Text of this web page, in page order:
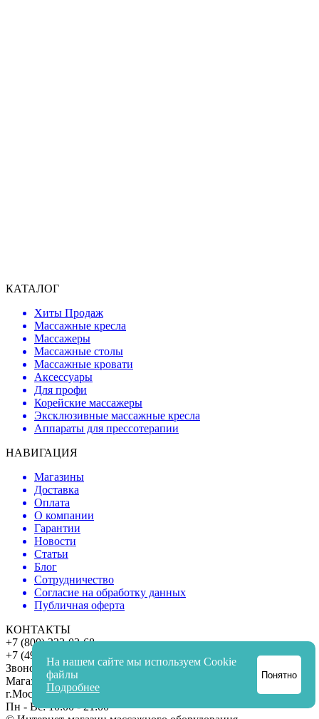
КАТАЛОГ
Хиты Продаж
Массажные кресла
Массажеры
Массажные столы
Массажные кровати
Аксессуары
Для профи
Корейские массажеры
Эксклюзивные массажные кресла
Аппараты для прессотерапии
НАВИГАЦИЯ
Магазины
Доставка
Оплата
О компании
Гарантии
Новости
Статьи
Блог
Сотрудничество
Согласие на обработку данных
Публичная оферта
КОНТАКТЫ
+7 (800) 333-03-68
+7 (495) 646-17-37
Звонок бесплатный
Магазин в Москве:
г.Москва, ул. Обручева, 34/63
Пн - Вс: 10:00 - 21:00
На нашем сайте мы используем Cookie
файлы
Подробнее
Понятно